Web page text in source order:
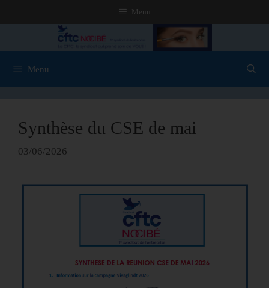
Menu
Menu
Synthèse du CSE de mai
03/06/2026